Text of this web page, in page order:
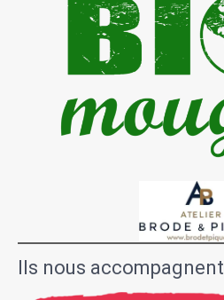
Ils nous accompagnent